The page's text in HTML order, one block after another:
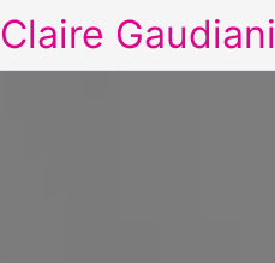
Claire Gaudiani